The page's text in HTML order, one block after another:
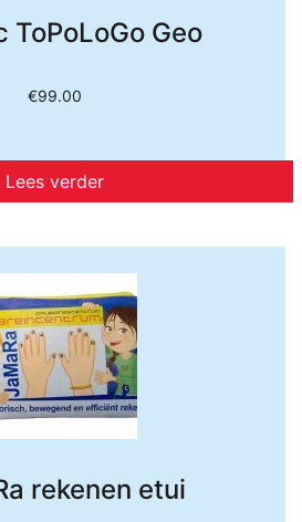
ToPoLoGo Geo
€99.00
Lees verder
rekenen etui